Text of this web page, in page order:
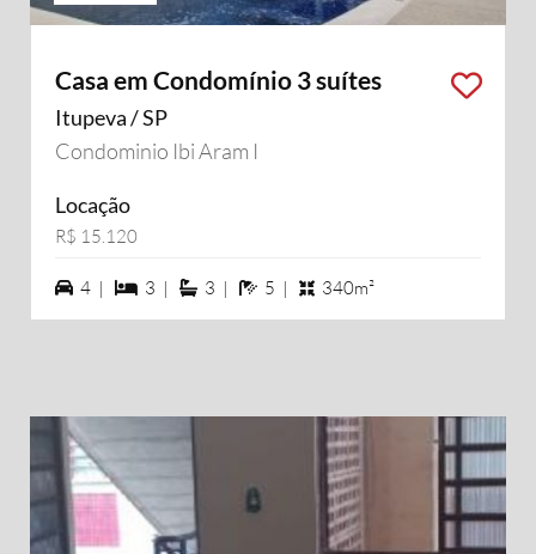
Casa em Condomínio 3 suítes
Itupeva / SP
Condominio Ibi Aram I
Locação
R$ 15.120
4 vagas na garagem
4 | 3 dormiórios
3 | 3 suítes
3 | 5 banheiros
5 | 340m²